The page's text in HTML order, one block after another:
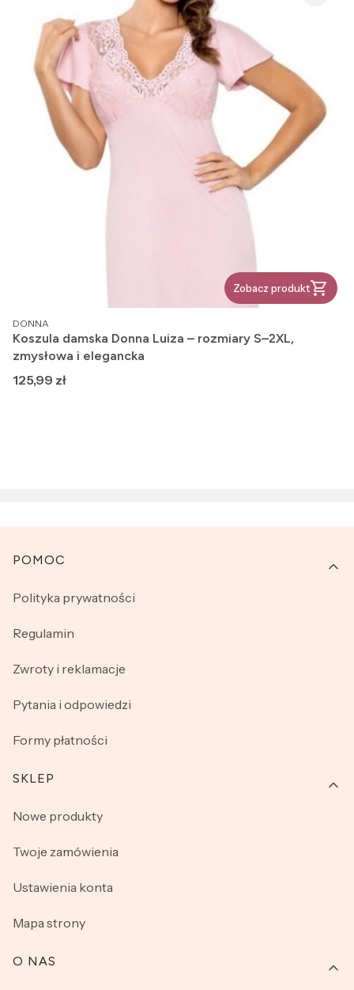
Zobacz produkt
PRODUCENT
DONNA
Koszula damska Donna Luiza – rozmiary S–2XL,
zmysłowa i elegancka
Cena
125,99 zł
Linki w stopce
POMOC
Polityka prywatności
Regulamin
Zwroty i reklamacje
Pytania i odpowiedzi
Formy płatności
SKLEP
Nowe produkty
Twoje zamówienia
Ustawienia konta
Mapa strony
O NAS